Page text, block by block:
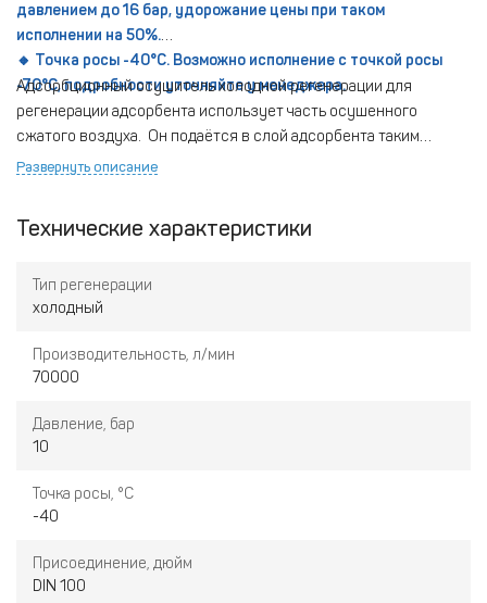
давлением до 16 бар, удорожание цены при таком
исполнении на 50%.
🔸 Точка росы -40°С. Возможно исполнение с точкой росы
-70°С, подробности уточняйте у менеджера.
Адсорбционный осушитель холодной регенерации для
регенерации адсорбента использует часть осушенного
сжатого воздуха. Он подаётся в слой адсорбента таким
образом, чтобы сухой воздух поглощал накопленную в
используется.
Развернуть описание
Технические характеристики
Тип регенерации
холодный
Производительность, л/мин
70000
Давление, бар
10
Точка росы, °С
-40
Присоединение, дюйм
DIN 100